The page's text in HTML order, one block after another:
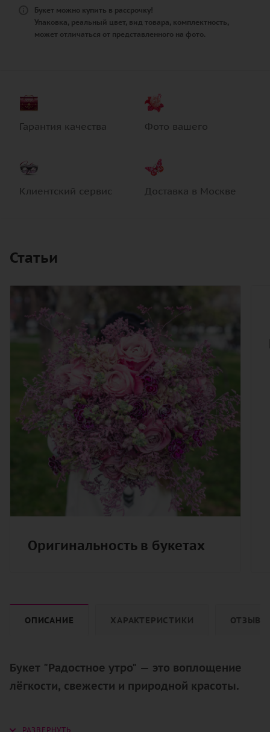
Букет можно купить в рассрочку!
Упаковка, реальный цвет, вид товара, комплектность,
может отличаться от представленного на фото.
Гарантия качества Фото вашего
Клиентский сервис Доставка в Москве
Статьи
Оригинальность в букетах
ОПИСАНИЕ ХАРАКТЕРИСТИКИ ОТЗЫВЫ
Букет "Радостное утро" — это воплощение
лёгкости, свежести и природной красоты.